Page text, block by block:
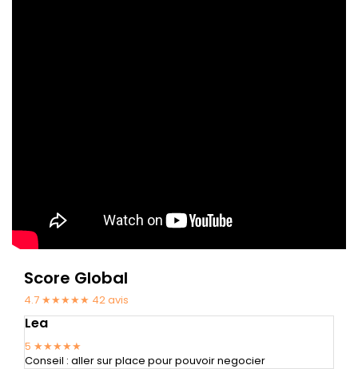
Score Global
4.7 ★★★★★ 42avis
Lea
5 ★★★★★
Conseil : aller sur place pour pouvoir negocier